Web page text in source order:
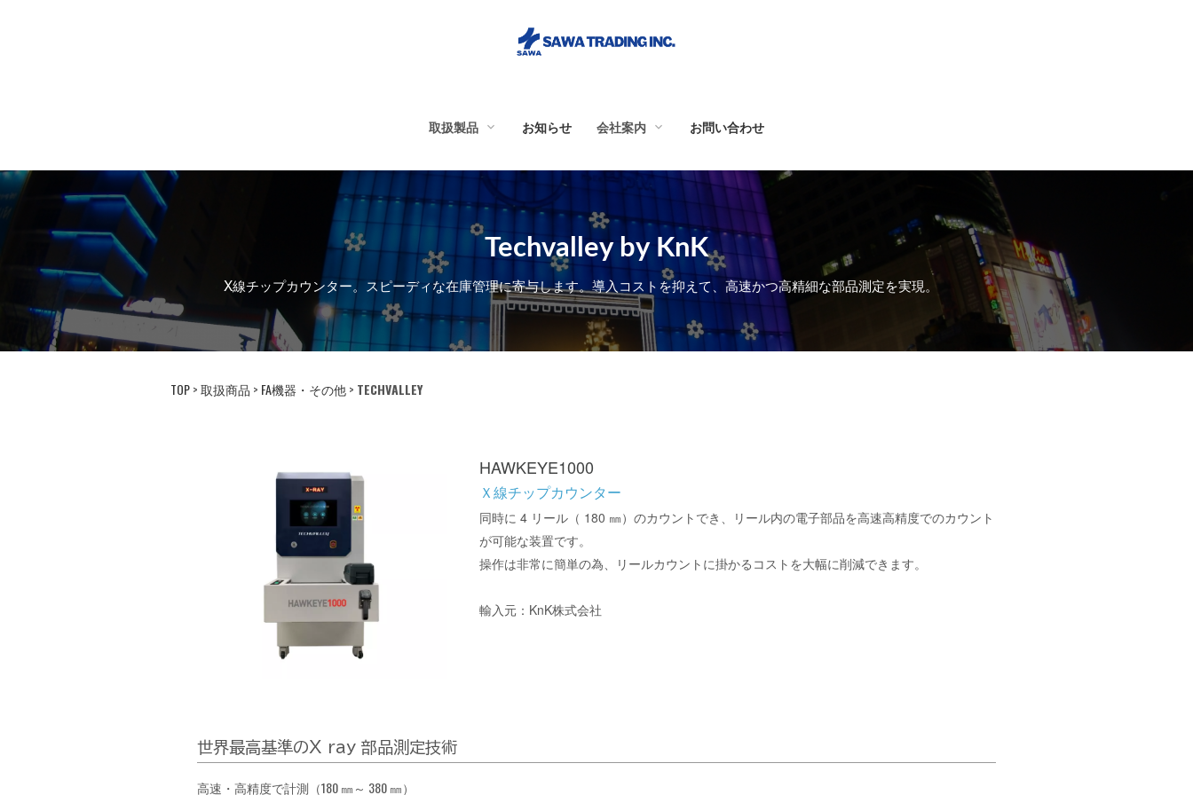
取扱製品
洗浄工程 消耗品 半田付け工程 FA機器・その他
投込式超音波洗浄機
お知らせ 会社案内
会社概要
アクセス
お問い合わせ
Techvalley by KnK
X線チップカウンター。スピーディな在庫管理に寄与します。導入コストを抑えて、高速かつ高精細な部品測定を実現。
TOP>取扱商品 > FA機器・その他> TECHVALLEY
HAWKEYE1000
Ｘ線チップカウンター
同時に 4 リール（ 180 ㎜）のカウントでき、リール内の電子部品を高速高精度でのカウント
が可能な装置です。
操作は非常に簡単の為、リールカウントに掛かるコストを大幅に削減できます。
輸入元：KnK株式会社
世界最高基準のX ray 部品測定技術
高速・高精度で計測（180 ㎜～ 380 ㎜）